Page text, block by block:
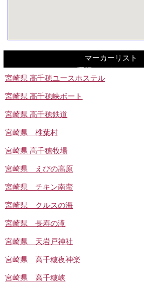
マーカーリスト
宮崎県 高千穂ユースホステル
宮崎県 高千穂峡ボート
宮崎県 高千穂鉄道
宮崎県 椎葉村
宮崎県 高千穂牧場
宮崎県 えびの高原
宮崎県 チキン南蛮
宮崎県 クルスの海
宮崎県 長寿の滝
宮崎県 天岩戸神社
宮崎県 高千穂夜神楽
宮崎県 高千穂峡